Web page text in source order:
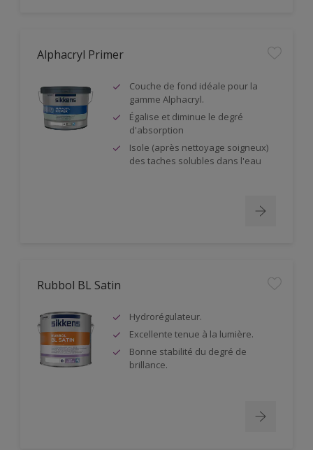
Alphacryl Primer
Couche de fond idéale pour la
gamme Alphacryl.
Égalise et diminue le degré
d'absorption
Isole (après nettoyage soigneux)
des taches solubles dans l'eau
Rubbol BL Satin
Hydrorégulateur.
Excellente tenue à la lumière.
Bonne stabilité du degré de
brillance.